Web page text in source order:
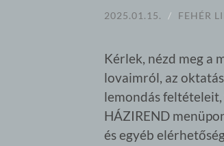
2025.01.15. / FEHÉR
Kérlek, nézd meg a
lovaimról, az
lemondás
HÁZIREND
és egyéb